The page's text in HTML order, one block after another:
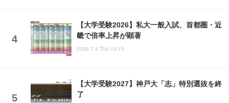
【大学受験2026】私大一般入試、首都圏・近
畿で倍率上昇が顕著
2026.7.9 Thu 19:15
【大学受験2027】神戸大「志」特別選抜を終
了